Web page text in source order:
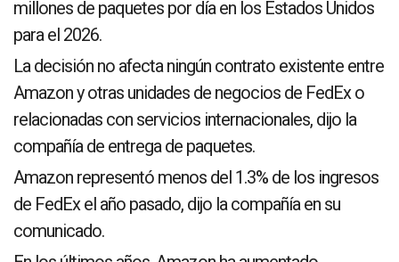
millones de paquetes por día en los Estados Unidos
para el 2026.
La decisión no afecta ningún contrato existente entre
Amazon y otras unidades de negocios de FedEx o
relacionadas con servicios internacionales, dijo la
compañía de entrega de paquetes.
Amazon representó menos del 1.3% de los ingresos
de FedEx el año pasado, dijo la compañía en su
comunicado.